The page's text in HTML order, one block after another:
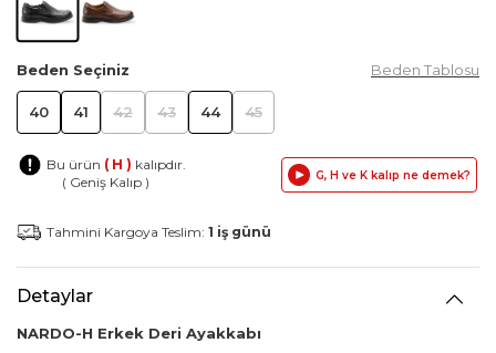
Beden Seçiniz Beden Tablosu
40 41 42 43 44 45
Bu ürün ( H ) kalıpdır.
( Geniş Kalıp )
G, H ve K kalıp ne demek?
Tahmini Kargoya Teslim: 1 iş günü
Detaylar
NARDO-H Erkek Deri Ayakkabı